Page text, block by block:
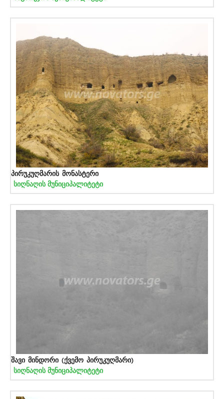
პირუკუღმარის მონასტერი
სიღნაღის მუნიციპალიტეტი
შავი მინდორი (ქვემო პირუკუღმარი)
სიღნაღის მუნიციპალიტეტი